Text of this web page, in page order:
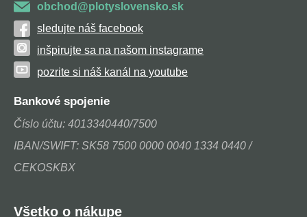
obchod@plotyslovensko.sk
sledujte náš facebook
inšpirujte sa na našom instagrame
pozrite si náš kanál na youtube
Bankové spojenie
Číslo účtu: 4013340440/7500
IBAN/SWIFT: SK58 7500 0000 0040 1334 0440 /
CEKOSKBX
Všetko o nákupe